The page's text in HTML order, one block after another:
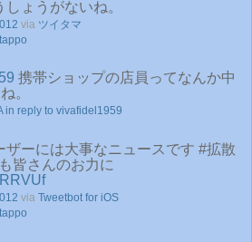
ょうがないね。
via ツイタマ
携帯ショップの店員ってなんか中
。
in reply to vivafidel1959
ザーには大事なニュースです #拡散
皆さんのお力に
via Tweetbot for iOS